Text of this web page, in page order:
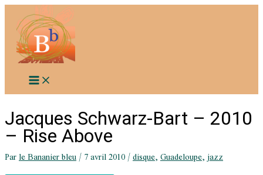
contenu
Jacques Schwarz-Bart – 2010
– Rise Above
Parle Bananier bleu/7 avril 2010/disque,Guadeloupe,jazz